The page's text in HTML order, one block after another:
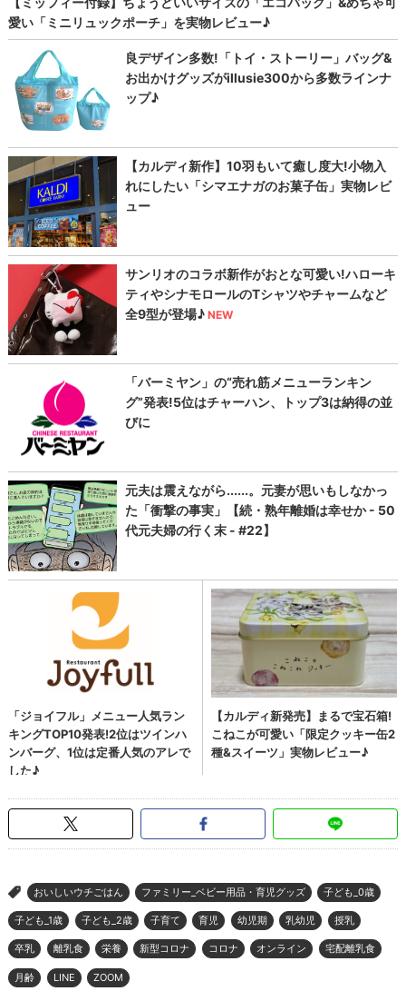
> おいしいウチごはん ファミリー_ベビー用品・育児グッズ 子ども_0歳
子ども_1歳 子ども_2歳 子育て 育児 幼児期 乳幼児 授乳
卒乳 離乳食 栄養 新型コロナ コロナ オンライン 宅配離乳食
月齢 LINE ZOOM